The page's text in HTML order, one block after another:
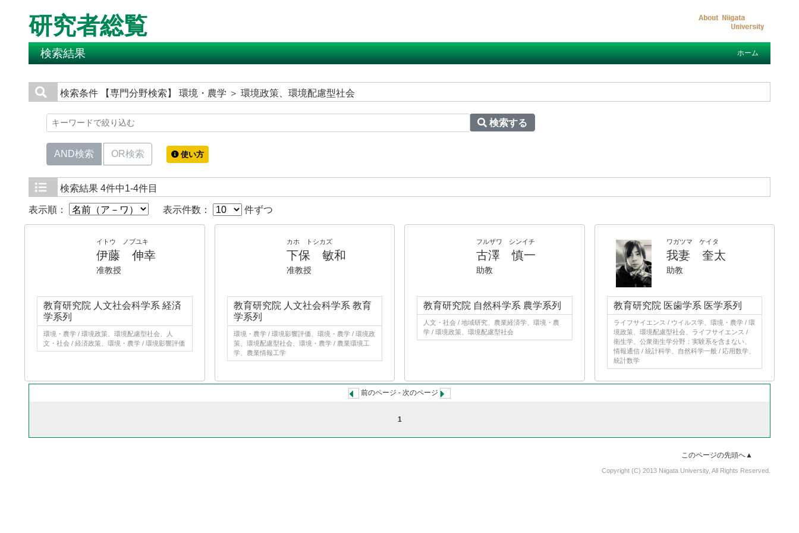
研究者総覧
検索結果 ホーム
検索条件 【専門分野検索】 環境・農学 ＞ 環境政策、環境配慮型社会
検索する
AND検索 OR検索 使い方
検索結果 4件中1-4件目
表示順： 表示件数： 件ずつ
イトウ ノブユキ
伊藤 伸幸
准教授
教育研究院 人文社会科学系 経済
学系列
環境・農学 / 環境政策、環境配慮型社会、人
文・社会 / 経済政策、環境・農学 / 環境影響評価
カホ トシカズ
下保 敏和
准教授
教育研究院 人文社会科学系 教育
学系列
環境・農学 / 環境影響評価、環境・農学 / 環境政
策、環境配慮型社会、環境・農学 / 農業環境工
学、農業情報工学
フルザワ シンイチ
古澤 慎一
助教
教育研究院 自然科学系 農学系列
人文・社会 / 地域研究、農業経済学、環境・農
学 / 環境政策、環境配慮型社会
ワガツマ ケイタ
我妻 奎太
助教
教育研究院 医歯学系 医学系列
ライフサイエンス / ウイルス学、環境・農学 / 環
境政策、環境配慮型社会、ライフサイエンス /
衛生学、公衆衛生学分野：実験系を含まない、
情報通信 / 統計科学、自然科学一般 / 応用数学、
統計数学
前のページ - 次のページ
1
このページの先頭へ▲
Copyright (C) 2013 Niigata University, All Rights Reserved.